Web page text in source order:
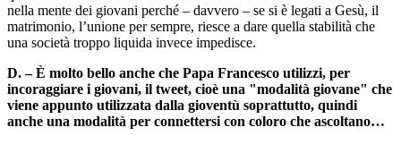
nella mente dei giovani perché – davvero – se si è legati a Gesù, il
matrimonio, l’unione per sempre, riesce a dare quella stabilità che
una società troppo liquida invece impedisce.
D. – È molto bello anche che Papa Francesco utilizzi, per
incoraggiare i giovani, il tweet, cioè una "modalità giovane" che
viene appunto utilizzata dalla gioventù soprattutto, quindi
anche una modalità per connettersi con coloro che ascoltano…